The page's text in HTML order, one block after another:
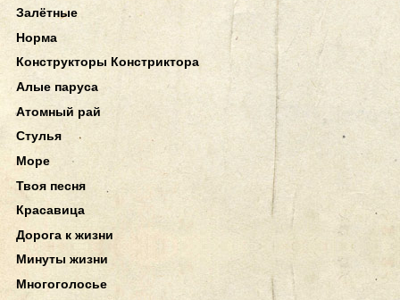
Залётные
Норма
Конструкторы Констриктора
Алые паруса
Атомный рай
Стулья
Море
Твоя песня
Красавица
Дорога к жизни
Минуты жизни
Многоголосье